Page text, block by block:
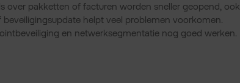
over pakketten of facturen worden sneller geopend, ook
beveiligingsupdate helpt veel problemen voorkomen.
en netwerksegmentatie nog goed werken.